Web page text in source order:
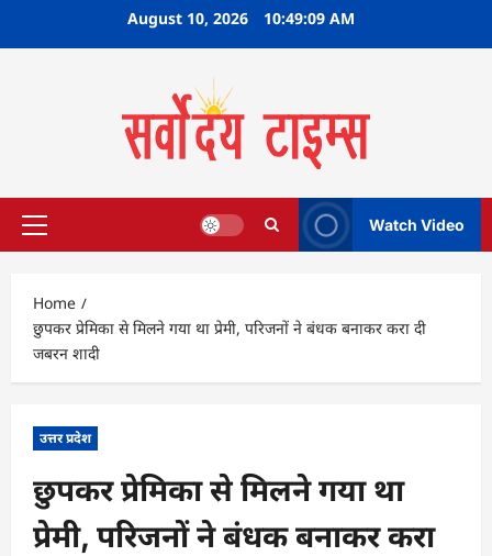
August 10, 2026 10:49:10 AM
Primary
Watch Video
Home
छुपकर प्रेमिका से मिलने गया था प्रेमी, परिजनों ने बंधक बनाकर करा दी
जबरन शादी
उत्तर प्रदेश
छुपकर प्रेमिका से मिलने गया था
प्रेमी, परिजनों ने बंधक बनाकर करा